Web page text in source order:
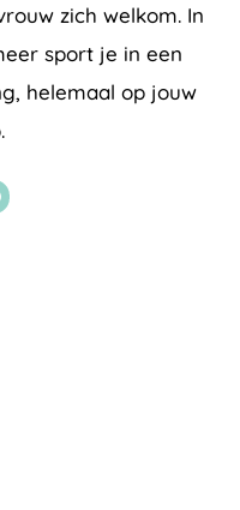
zich welkom. In
sport je in een
helemaal op jouw